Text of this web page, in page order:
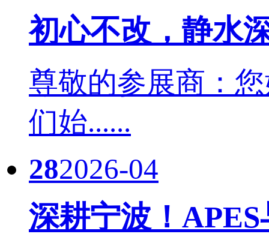
初心不改，静水
尊敬的参展商：
们始......
282026-04
深耕宁波！